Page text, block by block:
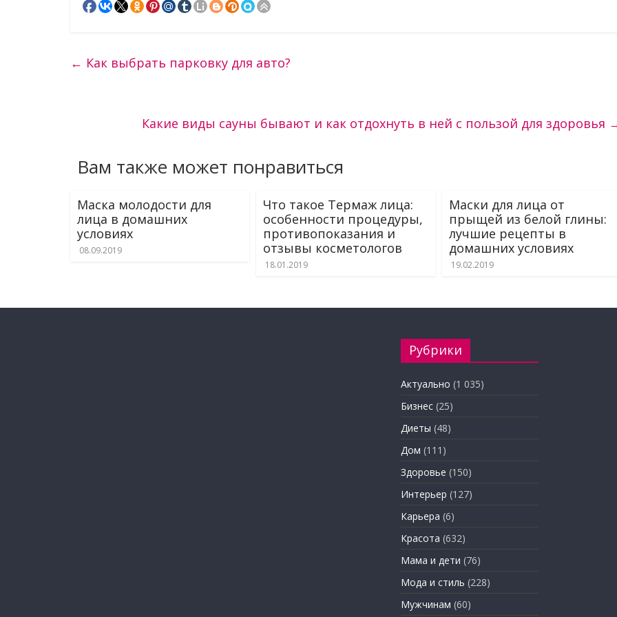
← Как выбрать парковку для авто?
Какие виды сауны бывают и как отдохнуть в ней с пользой для здоровья
Вам также может понравиться
Маска молодости для
лица в домашних
условиях
08.09.2019
Что такое Термаж лица:
особенности процедуры,
противопоказания и
отзывы косметологов
18.01.2019
Маски для лица от
прыщей из белой глины:
лучшие рецепты в
домашних условиях
19.02.2019
Рубрики
Актуально (1 035)
Бизнес (25)
Диеты (48)
Дом (111)
Здоровье (150)
Интерьер (127)
Карьера (6)
Красота (632)
Мама и дети (76)
Мода и стиль (228)
Мужчинам (60)